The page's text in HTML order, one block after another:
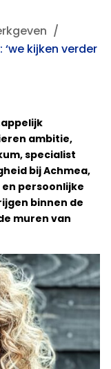
kijken verder
ambitie,
specialist
bij Achmea,
persoonlijke
binnen de
muren van